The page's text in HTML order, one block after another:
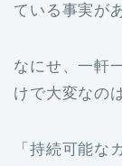
ている事実が
なにせ、一軒
けで大変なの
「持続可能な